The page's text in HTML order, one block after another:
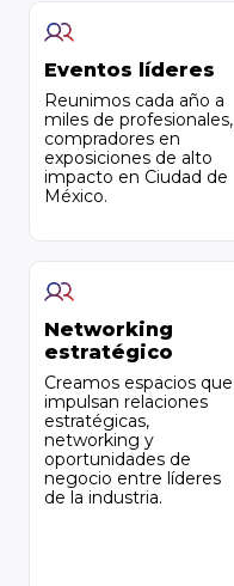
Eventos líderes
Reunimos cada año a
miles de profesionales,
compradores en
exposiciones de alto
impacto en Ciudad de
México.
Networking
estratégico
Creamos espacios que
impulsan relaciones
estratégicas,
networking y
oportunidades de
negocio entre líderes
de la industria.